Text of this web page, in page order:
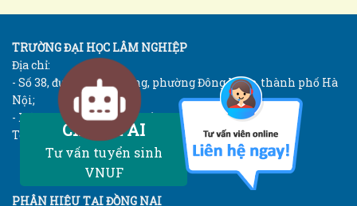
TRƯỜNG ĐẠI HỌC LÂM NGHIỆP
Địa chỉ:
- Số 38, đường Đức Thắng, phường Đông Ngạc, thành phố Hà
Nội;
- Xã Xuân Mai, thành phố Hà Nội;
Tel: 024 33840233
PHÂN HIỆU TẠI ĐỒNG NAI
Chatbot AI
Tư vấn tuyển sinh
VNUF